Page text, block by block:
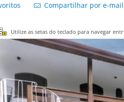
Compartilhar por e-mail
Utilize as setas do teclado para navegar